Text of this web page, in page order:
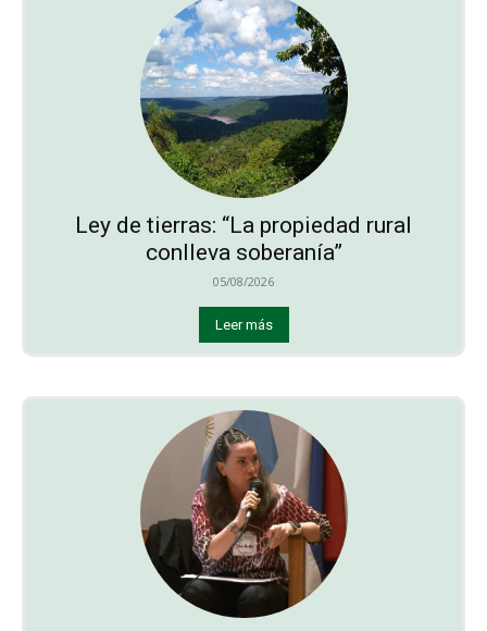
Ley de tierras: “La propiedad rural
conlleva soberanía”
05/08/2026
Leer más